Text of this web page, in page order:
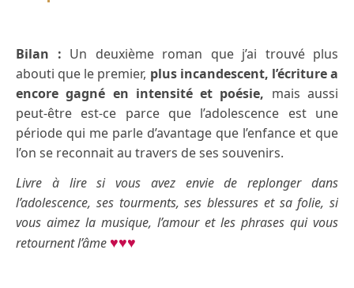
Bilan : Un deuxième roman que j’ai trouvé plus
abouti que le premier, plus incandescent, l’écriture a
encore gagné en intensité et poésie, mais aussi
peut-être est-ce parce que l’adolescence est une
période qui me parle d’avantage que l’enfance et que
l’on se reconnait au travers de ses souvenirs.
Livre à lire si vous avez envie de replonger dans
l’adolescence, ses tourments, ses blessures et sa folie, si
vous aimez la musique, l’amour et les phrases qui vous
retournent l’âme ♥♥♥